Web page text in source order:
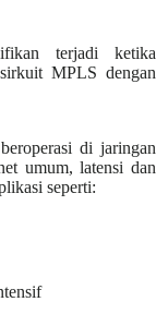
terjadi ketika
MPLS dengan
di jaringan
umum, latensi dan
seperti: